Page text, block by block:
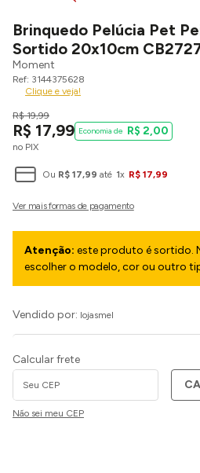
Brinquedo Pelúcia Pet
Sortido 20x10cm
Moment
3144375628
Clique e veja!
R$ 19,99
R$ 17,99
no PIX
R$ 2,00
Ou R$ 17,99 até 1x R$ 17,99
Atenção: este produto é sortido.
escolher o modelo, cor ou outro
Vendido por: lojasmel
Calcular frete
Não sei meu CEP